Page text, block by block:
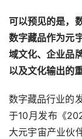
可以预见的是，
数字藏品作为元
域文化、企业品
以及文化输出的
数字藏品行业的
于10月发布《
大元宇宙产业伙